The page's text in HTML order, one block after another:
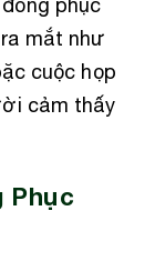
mắt như
cuộc họp
cảm thấy
Phục